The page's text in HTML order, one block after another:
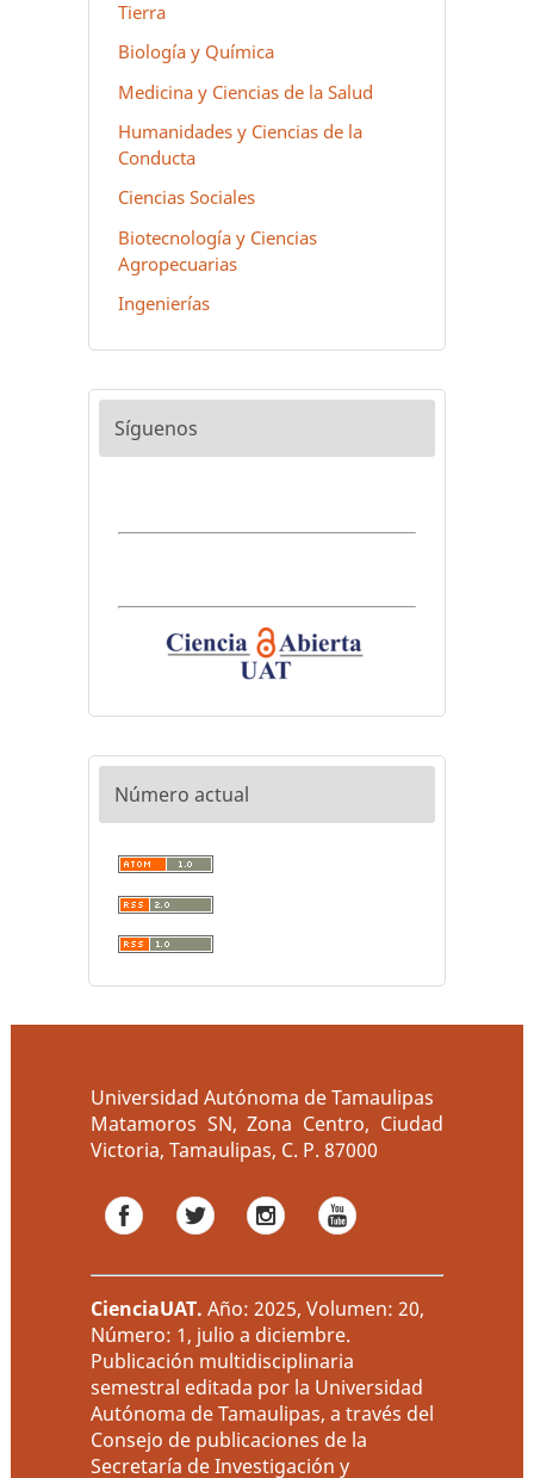
Tierra
Biología y Química
Medicina y Ciencias de la Salud
Humanidades y Ciencias de la
Conducta
Ciencias Sociales
Biotecnología y Ciencias
Agropecuarias
Ingenierías
Síguenos
Número actual
Universidad Autónoma de Tamaulipas
Matamoros SN, Zona Centro, Ciudad
Victoria, Tamaulipas, C. P. 87000
CienciaUAT. Año: 2025, Volumen: 20,
Número: 1, julio a diciembre.
Publicación multidisciplinaria
semestral editada por la Universidad
Autónoma de Tamaulipas, a través del
Consejo de publicaciones de la
Secretaría de Investigación y